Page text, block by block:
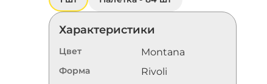
Характеристики
Цвет Montana
Форма Rivoli